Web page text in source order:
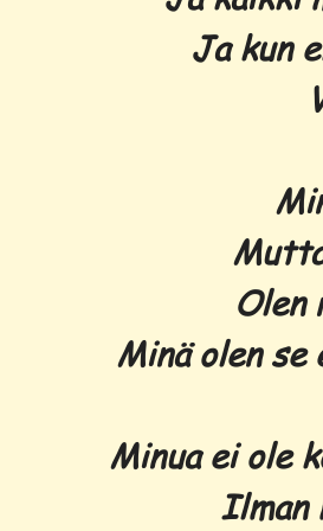
Ja kun
Olen
Minä olen se
Minua ei ole
Ilman